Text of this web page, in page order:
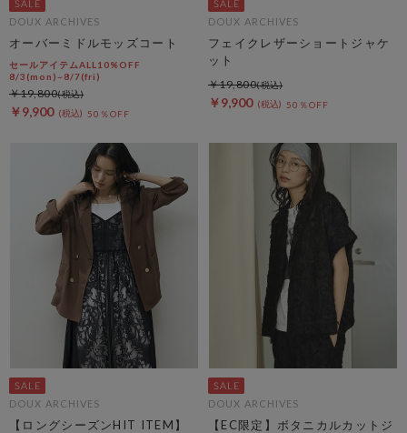
DOUX ARCHIVES
オーバーミドルモッズコート
セールアイテムALL10%OFF
8/3(mon)~8/7(fri)
￥9,900 50％OFF
￥19,800
DOUX ARCHIVES
フェイクレザーショートジャケ
ット
￥9,900 50％OFF
￥19,800
DOUX ARCHIVES
【ロングシーズンHIT ITEM】
DOUX ARCHIVES
【EC限定】ボタニカルカットジ